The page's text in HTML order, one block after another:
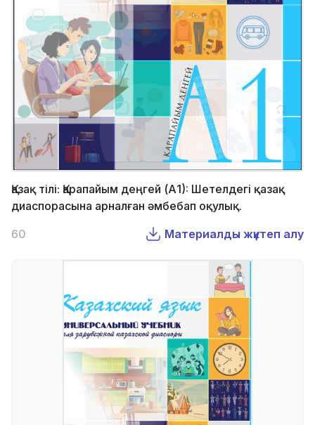
Қазақ тілі: Қарапайым деңгей (А1): Шетелдегі қазақ
диаспорасына арналған әмбебап оқулық.
60
Материалды жүктеп алу